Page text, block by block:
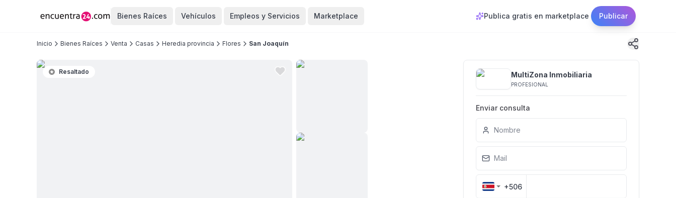
Bienes Raíces Vehículos Empleos y Servicios Marketplace Publica gratis en marketplace Publicar
Inicio Bienes Raíces Venta Casas Heredia provincia Flores San Joaquín
Resaltado MultiZona Inmobiliaria
PROFESIONAL
Enviar consulta
Nombre
Mail
+506